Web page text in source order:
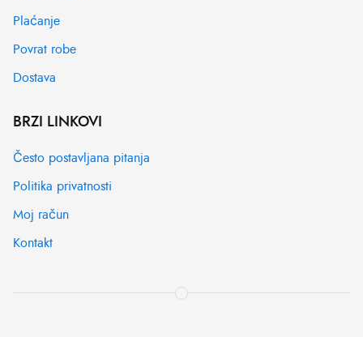
Plaćanje
Povrat robe
Dostava
BRZI LINKOVI
Često postavljana pitanja
Politika privatnosti
Moj račun
Kontakt